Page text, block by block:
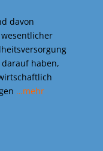
davon
haben,
…mehr